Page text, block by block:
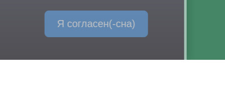
Я согласен(-сна)